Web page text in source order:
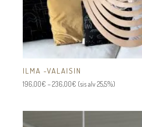
ILMA -VALAISIN
196,00€ –236,00€Hintaluokka:
(sis alv 25,5%)